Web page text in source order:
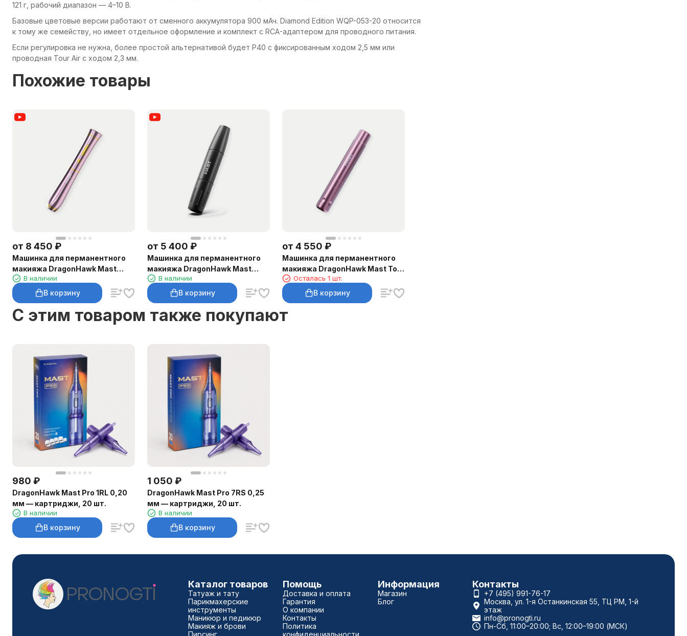
121 г, рабочий диапазон — 4–10 В.
Базовые цветовые версии работают от сменного аккумулятора 900 мАч. Diamond Edition WQP-053-20 относится
к тому же семейству, но имеет отдельное оформление и комплект с RCA-адаптером для проводного питания.
Если регулировка не нужна, более простой альтернативой будет P40 с фиксированным ходом 2,5 мм или
проводная Tour Air с ходом 2,3 мм.
Похожие товары
от 8 450 ₽
Машинка для перманентного
макияжа DragonHawk Mast
P40, ход 2,5 мм
В наличии
В корзину
от 5 400 ₽
Машинка для перманентного
макияжа DragonHawk Mast
Magi Pen, RCA, ход 2–3 мм
В наличии
В корзину
от 4 550 ₽
Машинка для перманентного
макияжа DragonHawk Mast Tour
Air, RCA, ход 2,3 мм
Осталась 1 шт.
В корзину
C этим товаром также покупают
980 ₽
DragonHawk Mast Pro 1RL 0,20
мм — картриджи, 20 шт.
В наличии
В корзину
1 050 ₽
DragonHawk Mast Pro 7RS 0,25
мм — картриджи, 20 шт.
В наличии
В корзину
Каталог товаров
Татуаж и тату
Парикмахерские
инструменты
Маникюр и педикюр
Макияж и брови
Пирсинг
Помощь
Доставка и оплата
Гарантия
О компании
Контакты
Политика
конфиденциальности
Информация
Магазин
Блог
Контакты
+7 (495) 991-76-17
Москва, ул. 1-я Останкинская 55, ТЦ РМ, 1-й
этаж
info@pronogti.ru
Пн-Сб, 11:00–20:00; Вс, 12:00–19:00 (МСК)